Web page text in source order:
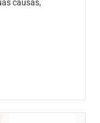
causas,